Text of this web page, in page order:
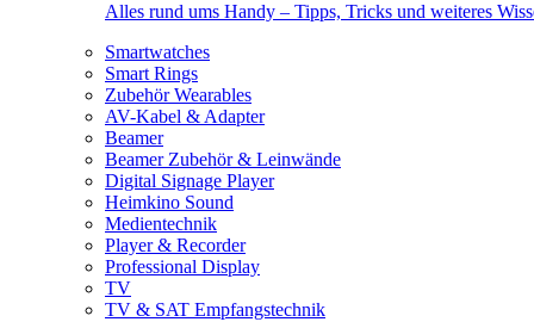
Alles rund ums Handy – Tipps, Tricks und weiteres
Smartwatches
Smart Rings
Zubehör Wearables
AV-Kabel & Adapter
Beamer
Beamer Zubehör & Leinwände
Digital Signage Player
Heimkino Sound
Medientechnik
Player & Recorder
Professional Display
TV
TV & SAT Empfangstechnik